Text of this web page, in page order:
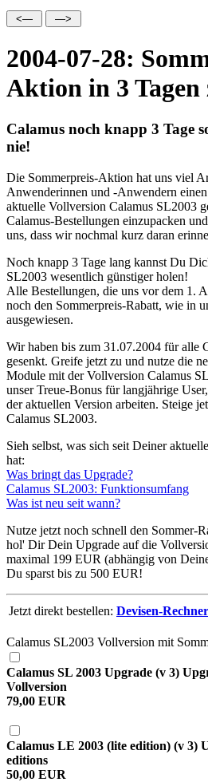
2004-07-28:
Aktion in 3 Tagen
Calamus noch knapp 3 Tage
nie!
Die Sommerpreis-Aktion hat uns viel
Anwenderinnen und -Anwendern
aktuelle Vollversion Calamus SL2003
Calamus-Bestellungen einzupacken
uns, dass wir nochmal kurz daran
Noch knapp 3 Tage lang kannst Du
SL2003 wesentlich günstiger holen!
Alle Bestellungen, die uns vor dem 1.
noch den Sommerpreis-Rabatt, wie in
ausgewiesen.
Wir haben bis zum 31.07.2004 für alle
gesenkt. Greife jetzt zu und nutze die
Module mit der Vollversion Calamus
unser Treue-Bonus für langjährige
der aktuellen Version arbeiten. Steige
Calamus SL2003.
Sieh selbst, was sich seit Deiner
hat:
Was bringt das Upgrade?
Calamus SL2003: Funktionsumfang
Was ist neu seit wann?
Nutze jetzt noch schnell den Sommer-
hol' Dir Dein Upgrade auf die
maximal 199 EUR (abhängig von
Du sparst bis zu 500 EUR!
Jetzt direkt bestellen: Devisen-Rechner
Calamus SL2003 Vollversion mit
Calamus SL 2003 Upgrade (v 3)
Vollversion
79,00 EUR
Calamus LE 2003 (lite edition) (v 3)
editions
50,00 EUR